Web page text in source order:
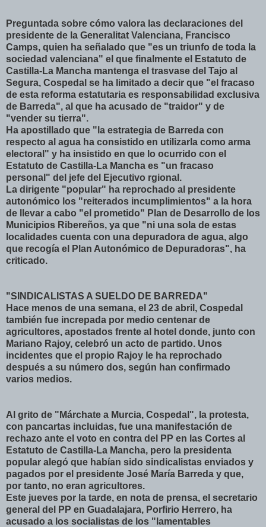
Preguntada sobre cómo valora las declaraciones del
presidente de la Generalitat Valenciana, Francisco
Camps, quien ha señalado que "es un triunfo de toda la
sociedad valenciana" el que finalmente el Estatuto de
Castilla-La Mancha mantenga el trasvase del Tajo al
Segura, Cospedal se ha limitado a decir que "el fracaso
de esta reforma estatutaria es responsabilidad exclusiva
de Barreda", al que ha acusado de "traidor" y de
"vender su tierra".
Ha apostillado que "la estrategia de Barreda con
respecto al agua ha consistido en utilizarla como arma
electoral" y ha insistido en que lo ocurrido con el
Estatuto de Castilla-La Mancha es "un fracaso
personal" del jefe del Ejecutivo rgional.
La dirigente "popular" ha reprochado al presidente
autonómico los "reiterados incumplimientos" a la hora
de llevar a cabo "el prometido" Plan de Desarrollo de los
Municipios Ribereños, ya que "ni una sola de estas
localidades cuenta con una depuradora de agua, algo
que recogía el Plan Autonómico de Depuradoras", ha
criticado.
"SINDICALISTAS A SUELDO DE BARREDA"
Hace menos de una semana, el 23 de abril, Cospedal
también fue increpada por medio centenar de
agricultores, apostados frente al hotel donde, junto con
Mariano Rajoy, celebró un acto de partido. Unos
incidentes que el propio Rajoy le ha reprochado
después a su número dos, según han confirmado
varios medios.
Al grito de "Márchate a Murcia, Cospedal", la protesta,
con pancartas incluidas, fue una manifestación de
rechazo ante el voto en contra del PP en las Cortes al
Estatuto de Castilla-La Mancha, pero la presidenta
popular alegó que habían sido sindicalistas enviados y
pagados por el presidente José María Barreda y que,
por tanto, no eran agricultores.
Este jueves por la tarde, en nota de prensa, el secretario
general del PP en Guadalajara, Porfirio Herrero, ha
acusado a los socialistas de los "lamentables